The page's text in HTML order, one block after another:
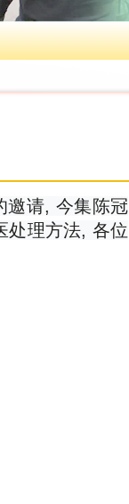
邀请, 今集陈冠
处理方法, 各位